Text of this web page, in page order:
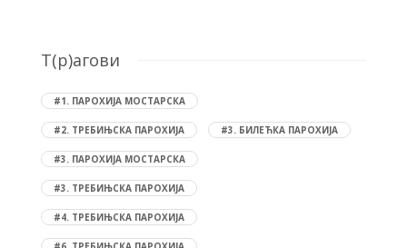
T(р)агови
#1. ПАРОХИЈА МОСТАРСКА
#2. ТРЕБИЊСКА ПАРОХИЈА #3. БИЛЕЋКА ПАРОХИЈА
#3. ПАРОХИЈА МОСТАРСКА
#3. ТРЕБИЊСКА ПАРОХИЈА
#4. ТРЕБИЊСКА ПАРОХИЈА